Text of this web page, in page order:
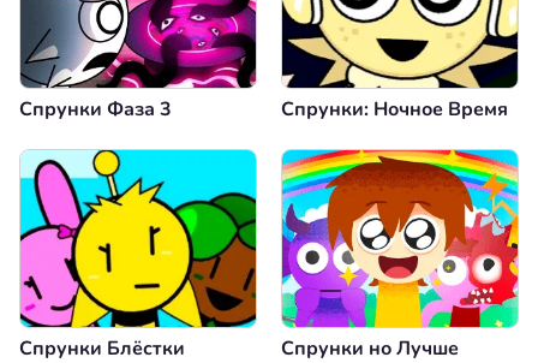
Спрунки Фаза 3 Спрунки: Ночное Время
Спрунки Блёстки Спрунки но Лучше